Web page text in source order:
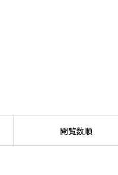
閲覧数順